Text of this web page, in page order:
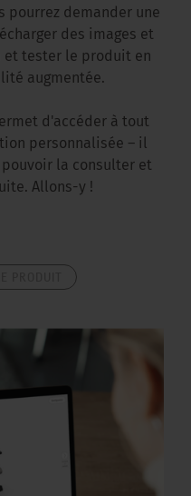
pourrez demander une
des images et
et tester le produit en
augmentée.
d'accéder à tout
personnalisée – il
la consulter et
Allons-y !